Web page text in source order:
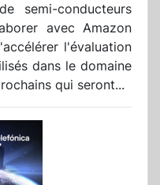
semi-conducteurs
avec Amazon
l'évaluation
dans le domaine
qui seront...